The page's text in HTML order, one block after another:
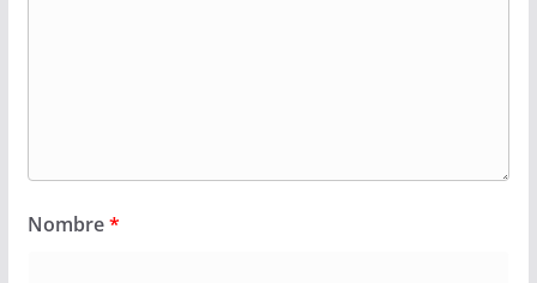
Nombre*